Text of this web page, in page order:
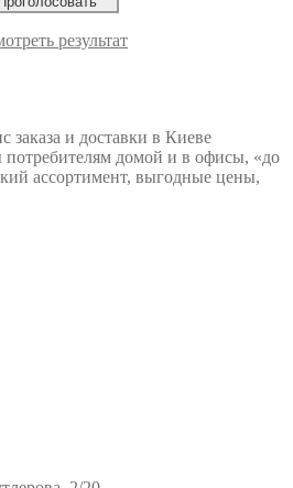
результат
заказа и доставки в Киеве
потребителям домой и в офисы, «до
ассортимент, выгодные цены,